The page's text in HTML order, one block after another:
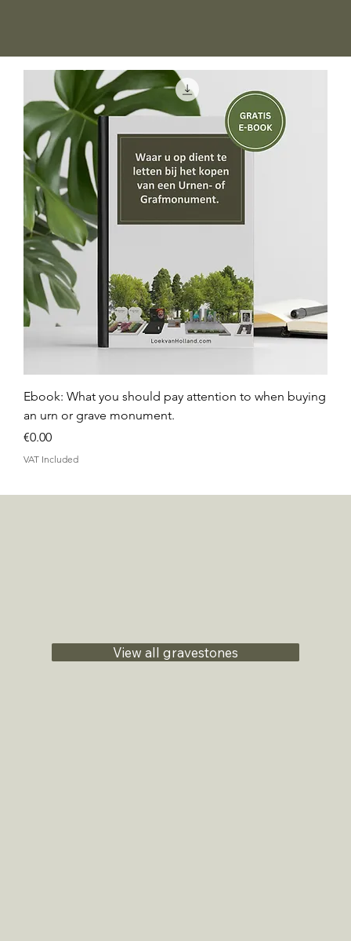
Ebook: What you should pay attention to when buying
an urn or grave monument.
Price
€0.00
VAT Included
View all gravestones